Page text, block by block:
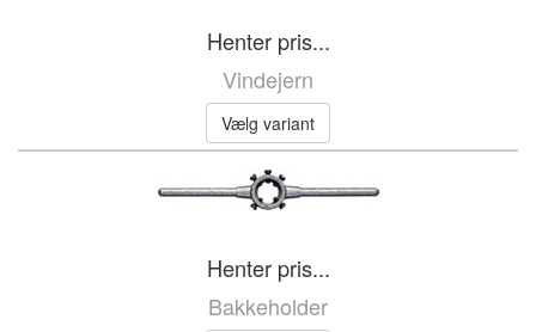
Henter pris...
Vindejern
Vælg variant
Henter pris...
Bakkeholder